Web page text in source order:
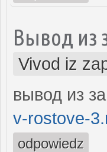
Вывод из
Vivod iz
вывод из
v-rostove-
odpowiedz